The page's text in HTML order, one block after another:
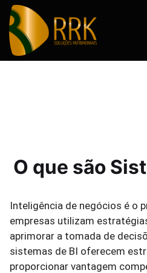
O que são
Inteligência de negócios é o
empresas utilizam
aprimorar a tomada de
sistemas de BI oferecem
proporcionar vantagem